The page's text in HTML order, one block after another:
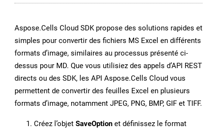
Aspose.Cells Cloud SDK propose des solutions rapides et
simples pour convertir des fichiers MS Excel en différents
formats d’image, similaires au processus présenté ci-
dessus pour MD. Que vous utilisiez des appels d’API REST
directs ou des SDK, les API Aspose.Cells Cloud vous
permettent de convertir des feuilles Excel en plusieurs
formats d’image, notamment JPEG, PNG, BMP, GIF et TIFF.
Créez l’objet SaveOption et définissez le format